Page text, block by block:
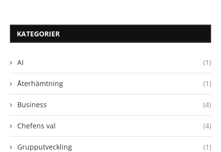
KATEGORIER
AI (1)
Återhämtning (1)
Business (4)
Chefens val (4)
Grupputveckling (1)